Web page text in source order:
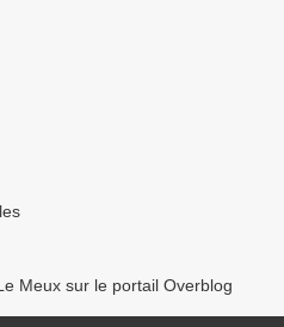
Meux sur le portail Overblog